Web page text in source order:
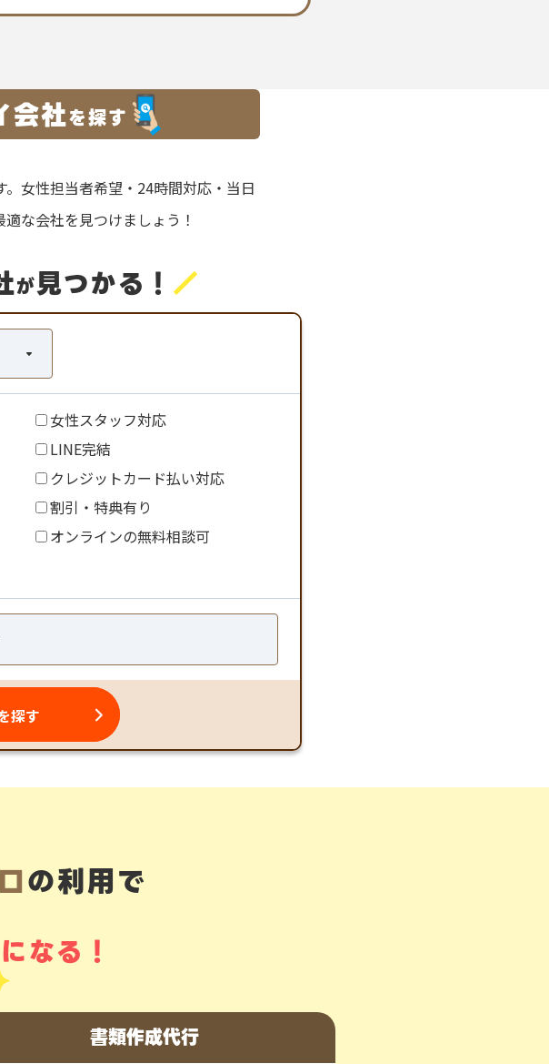
勤務 書類作成代行のご利用
賃貸入居審査サポートのご利用
賃貸入居審査サポートのご利用
会社を探す
女性担当者希望・24時間対応・当日
な会社を見つけましょう！
が見つかる！ ／
女性スタッフ対応
LINE完結
クレジットカード払い対応
割引・特典有り
オンラインの無料相談可
の利用で
になる！
書類作成代行